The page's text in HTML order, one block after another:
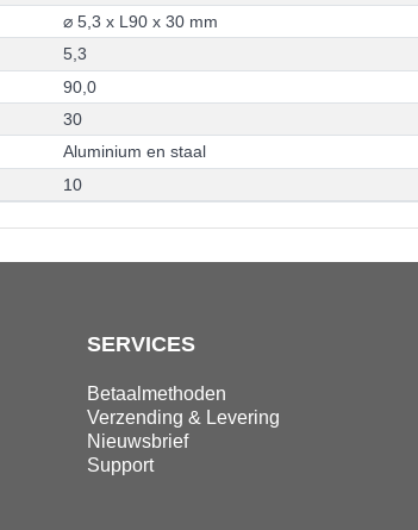
⌀ 5 ,3 x L90 x 30 mm
5,3
90 ,0
30
Aluminium en staal
10
SERVICES
Betaalmethoden
Verzending & Levering
Nieuwsbrief
Support